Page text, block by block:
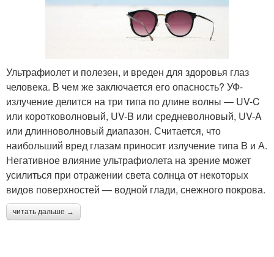
Ультрафиолет и полезен, и вреден для здоровья глаз
человека. В чем же заключается его опасность? УФ-
излучение делится на три типа по длине волны — UV-C
или коротковолновый, UV-B или средневолновый, UV-A
или длинноволновый диапазон. Считается, что
наибольший вред глазам приносит излучение типа B и А.
Негативное влияние ультрафиолета на зрение может
усилиться при отражении света солнца от некоторых
видов поверхностей — водной глади, снежного покрова.
читать дальше →